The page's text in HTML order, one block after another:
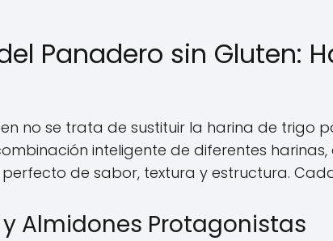
Panadero sin Gluten:
no se trata de sustituir la harina de trigo
inteligente de diferentes
de sabor, textura y estructura.
y Almidones Protagonistas